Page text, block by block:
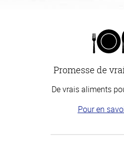
Promesse de
De vrais aliments
Pour en